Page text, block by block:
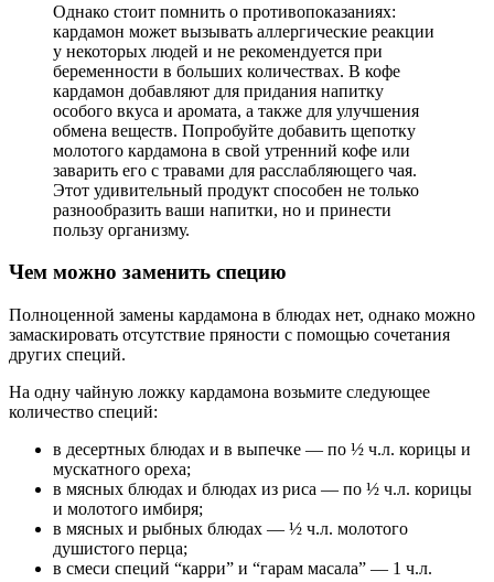
Однако стоит помнить о противопоказаниях:
кардамон может вызывать аллергические реакции
у некоторых людей и не рекомендуется при
беременности в больших количествах. В кофе
кардамон добавляют для придания напитку
особого вкуса и аромата, а также для улучшения
обмена веществ. Попробуйте добавить щепотку
молотого кардамона в свой утренний кофе или
заварить его с травами для расслабляющего чая.
Этот удивительный продукт способен не только
разнообразить ваши напитки, но и принести
пользу организму.
Чем можно заменить специю
Полноценной замены кардамона в блюдах нет, однако можно
замаскировать отсутствие пряности с помощью сочетания
других специй.
На одну чайную ложку кардамона возьмите следующее
количество специй:
в десертных блюдах и в выпечке — по ½ ч.л. корицы и
мускатного ореха;
в мясных блюдах и блюдах из риса — по ½ ч.л. корицы
и молотого имбиря;
в мясных и рыбных блюдах — ½ ч.л. молотого
душистого перца;
в смеси специй “карри” и “гарам масала” — 1 ч.л.